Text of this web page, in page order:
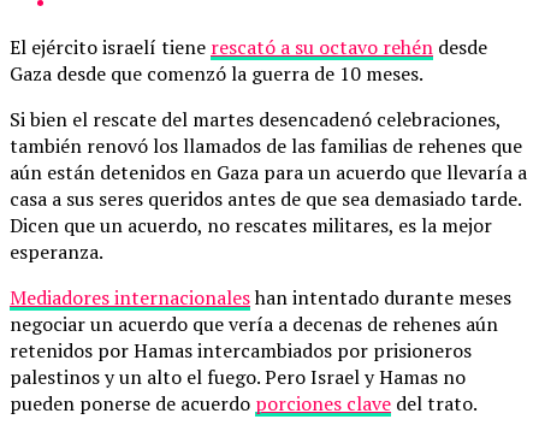
El ejército israelí tiene rescató a su octavo rehén desde
Gaza desde que comenzó la guerra de 10 meses.
Si bien el rescate del martes desencadenó celebraciones,
también renovó los llamados de las familias de rehenes que
aún están detenidos en Gaza para un acuerdo que llevaría a
casa a sus seres queridos antes de que sea demasiado tarde.
Dicen que un acuerdo, no rescates militares, es la mejor
esperanza.
Mediadores internacionaleshan intentado durante meses
negociar un acuerdo que vería a decenas de rehenes aún
retenidos por Hamas intercambiados por prisioneros
palestinos y un alto el fuego. Pero Israel y Hamas no
pueden ponerse de acuerdo porciones clave del trato.